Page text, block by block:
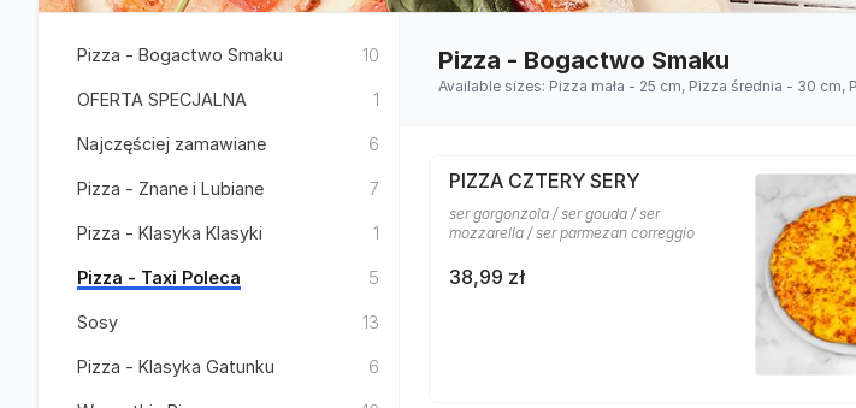
Pizza - Bogactwo Smaku 10
OFERTA SPECJALNA 1
Najczęściej zamawiane 6
Pizza - Znane i Lubiane 7
Pizza - Klasyka Klasyki 1
Pizza - Taxi Poleca 5
Sosy 13
Pizza - Klasyka Gatunku 6
Pizza - Bogactwo Smaku
Available sizes: Pizza mała - 25 cm, Pizza średnia - 30 cm,
PIZZA CZTERY SERY
ser gorgonzola / ser gouda / ser
mozzarella / ser parmezan correggio
38,99 zł